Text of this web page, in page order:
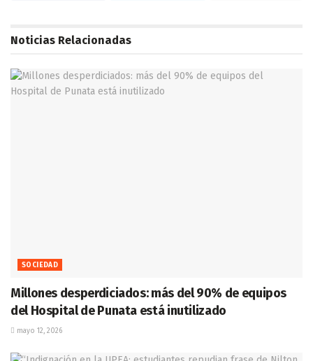
Noticias Relacionadas
SOCIEDAD
Millones desperdiciados: más del 90% de equipos
del Hospital de Punata está inutilizado
mayo 12, 2026